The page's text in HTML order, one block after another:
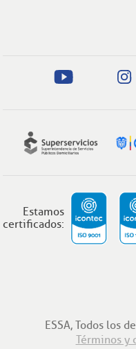
Estamos
certificados:
ESSA, Todos los
Términos y